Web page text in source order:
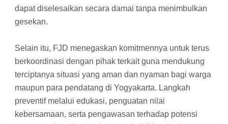
dapat diselesaikan secara damai tanpa menimbulkan
gesekan.
Selain itu, FJD menegaskan komitmennya untuk terus
berkoordinasi dengan pihak terkait guna mendukung
terciptanya situasi yang aman dan nyaman bagi warga
maupun para pendatang di Yogyakarta. Langkah
preventif melalui edukasi, penguatan nilai
kebersamaan, serta pengawasan terhadap potensi